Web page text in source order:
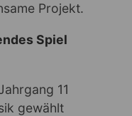
Projekt.
Spiel
11
gewählt